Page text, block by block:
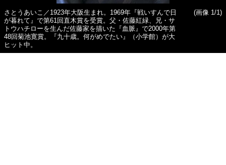
さとうあいこ／1923年大阪生まれ。1969年『戦いすんで日
が暮れて』で第61回直木賞を受賞。父・佐藤紅緑、兄・サ
トウハチローを生んだ佐藤家を描いた『血脈』で2000年第
48回菊池寛賞。『九十歳。何がめでたい』（小学館）が大
ヒット中。
(画像 1/1)